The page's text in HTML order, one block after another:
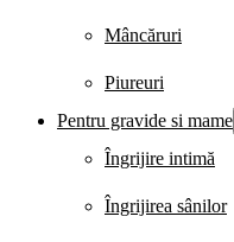
Mâncăruri
Piureuri
Pentru gravide si mame
Îngrijire intimă
Îngrijirea sânilor